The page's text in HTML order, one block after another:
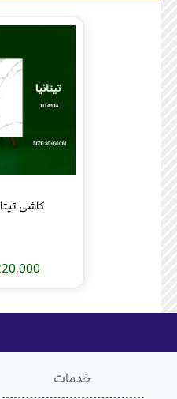
کاشی تیتانیا
220,000
خدمات